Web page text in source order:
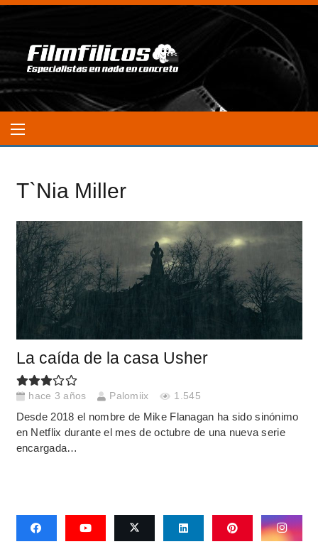
T`Nia Miller
La caída de la casa Usher
hace 3 años Palomiix 1.545
Desde 2018 el nombre de Mike Flanagan ha sido sinónimo
en Netflix durante el mes de octubre de una nueva serie
encargada…